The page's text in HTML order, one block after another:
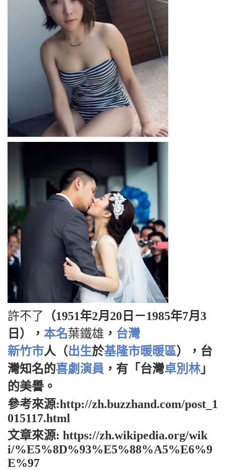
許不了 （1951年2月20日－1985年7月3
日）， 本名葉鐵雄 ， 台灣
新竹市人（出生於基隆市暖暖區），台
灣知名的喜劇演員 ，有「台灣卓別林」
的美譽。
參考來源:http://zh.buzzhand.com/post_1
015117.html
文章來源: https://zh.wikipedia.org/wik
i/%E5%8D%93%E5%88%A5%E6%9
E%97